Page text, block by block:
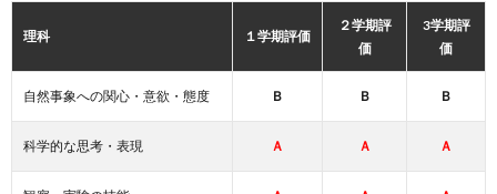
理科 １学期評価
２学期評
価
3学期評
価
自然事象への関心・意欲・態度 Ｂ Ｂ Ｂ
科学的な思考・表現 Ａ Ａ Ａ